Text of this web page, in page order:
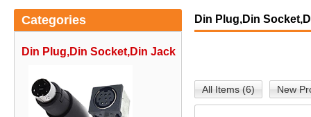
Categories
Din Plug,Din Socket,Din Jack
Din Plug,Din
All Items (6) New